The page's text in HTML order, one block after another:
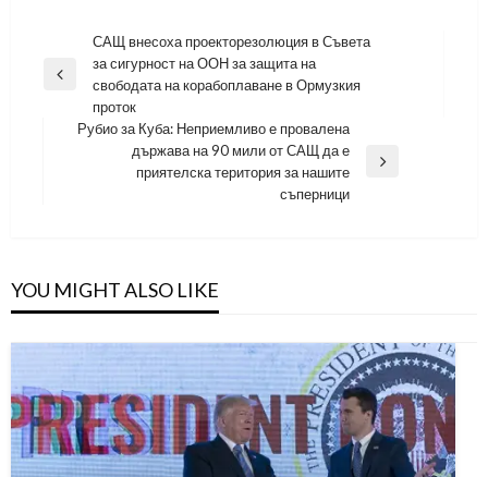
Навигация
Previous
САЩ внесоха проекторезолюция в Съвета
за сигурност на ООН за защита на
свободата на корабоплаване в Ормузкия
проток
Рубио за Куба: Неприемливо е провалена
държава на 90 мили от САЩ да е
приятелска територия за нашите
съперници
YOU MIGHT ALSO LIKE